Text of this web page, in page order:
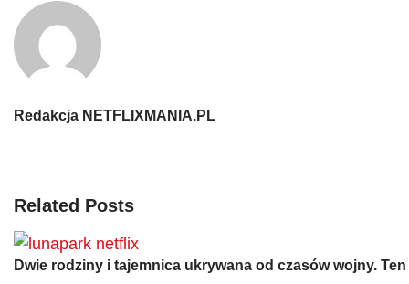
Redakcja NETFLIXMANIA.PL
Related Posts
Dwie rodziny i tajemnica ukrywana od czasów wojny.